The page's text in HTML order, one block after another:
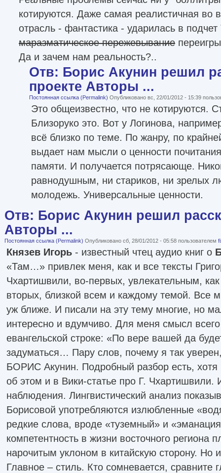
котируются. Даже самая реалистичная во
отрасль - фантастика - ударилась в
маразматическое пережевывание
Да и зачем нам реальность?..
Отв: Борис Акунин решил
проекте Авторы ...
Постоянная ссылка (Permalink) Опубликовано вс, 22/01/2012 - 15:39
Это общеизвестно, что не котируются.
Близоруко это. Вот у Логинова,
всё близко по теме. По жанру, по
выдает нам мысли о ценности
памяти. И получается потрясающе.
равнодушным, ни стариков, ни зрелых
молодежь. Универсальные ценности.
Отв: Борис Акунин решил
Авторы ...
Постоянная ссылка (Permalink) Опубликовано сб, 28/01/2012 - 05:58 пользователем
Князев Игорь - известный чтец аудио книг о
«Там…» привлек меня, как и все тексты
Чхартишвили, во-первых, увлекательным,
вторых, близкой всем и каждому темой. Все
уж ближе. И писали на эту тему многие, но
интересно и вдумчиво. Для меня смысл
евангельской строке: «По вере вашей да
задуматься… Пару слов, почему я так
БОРИС Акунин. Подробный разбор есть, хотя
об этом и в Вики-статье про Г. Чхартишвили.
наблюдения. Лингвистический анализ
Борисовой употребляются излюбленные
редкие слова, вроде «туземный» и
компетентность в жизни восточного региона
нарочитым уклоном в китайскую сторону. Но
Главное – стиль. Кто сомневается, сравните